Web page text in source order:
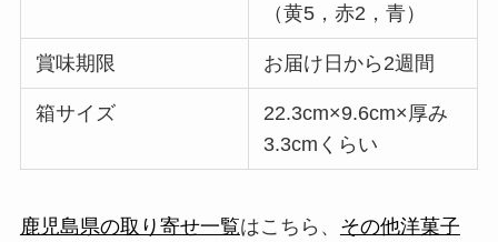
（黄5，赤2，青）
賞味期限 お届け日から2週間
箱サイズ
22.3cm×9.6cm×厚み
3.3cmくらい
鹿児島県の取り寄せ一覧はこちら、 その他洋菓子